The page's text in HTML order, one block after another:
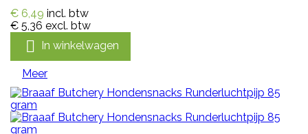
€ 6,49 incl. btw
€ 5,36 excl. btw
 In winkelwagen
Meer